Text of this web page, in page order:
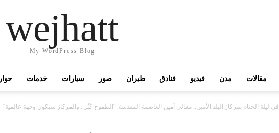
wejhatt
My WordPress Blog
حوار خدمات سيارات صور طيران فنادق فيديو مدن مقالات
في ليلة الختام بمركاز البلد الأمين.. معالي أمين العاصمة المقدسة: “الطموح كَبُر.. والمركاز سيكون وجهة عالمية”